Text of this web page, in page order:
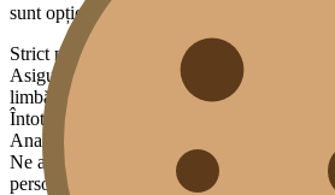
sunt opționale.
Strict necesare
Asigură funcționalități de bază: securitate,
limbă.
Întotdeauna activ
Analiză
Ne ajută să înțelegem cum este folosit site-
personal. Datele sunt agregate și